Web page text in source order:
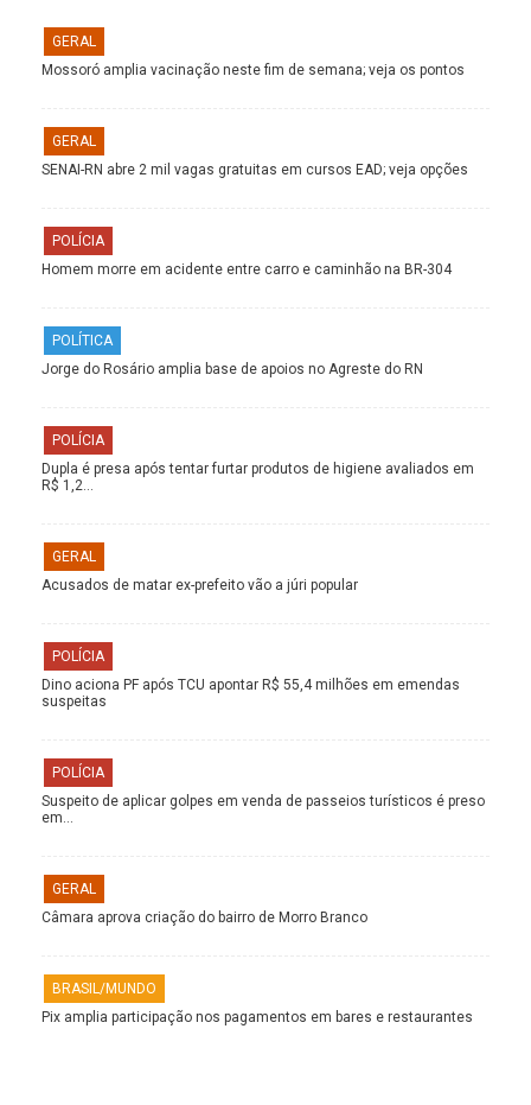
GERAL
Mossoró amplia vacinação neste fim de semana; veja os pontos
GERAL
SENAI-RN abre 2 mil vagas gratuitas em cursos EAD; veja opções
POLÍCIA
Homem morre em acidente entre carro e caminhão na BR-304
POLÍTICA
Jorge do Rosário amplia base de apoios no Agreste do RN
POLÍCIA
Dupla é presa após tentar furtar produtos de higiene avaliados em
R$ 1,2…
GERAL
Acusados de matar ex-prefeito vão a júri popular
POLÍCIA
Dino aciona PF após TCU apontar R$ 55,4 milhões em emendas
suspeitas
POLÍCIA
Suspeito de aplicar golpes em venda de passeios turísticos é preso
em…
GERAL
Câmara aprova criação do bairro de Morro Branco
BRASIL/MUNDO
Pix amplia participação nos pagamentos em bares e restaurantes